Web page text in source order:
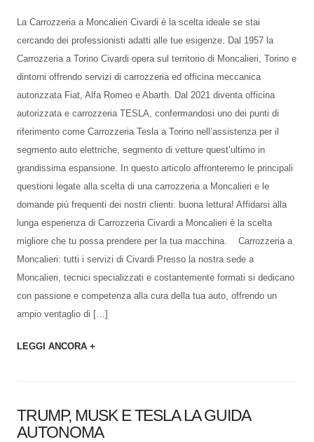
La Carrozzeria a Moncalieri Civardi è la scelta ideale se stai
cercando dei professionisti adatti alle tue esigenze. Dal 1957 la
Carrozzeria a Torino Civardi opera sul territorio di Moncalieri, Torino e
dintorni offrendo servizi di carrozzeria ed officina meccanica
autorizzata Fiat, Alfa Romeo e Abarth. Dal 2021 diventa officina
autorizzata e carrozzeria TESLA, confermandosi uno dei punti di
riferimento come Carrozzeria Tesla a Torino nell’assistenza per il
segmento auto elettriche, segmento di vetture quest’ultimo in
grandissima espansione. In questo articolo affronteremo le principali
questioni legate alla scelta di una carrozzeria a Moncalieri e le
domande più frequenti dei nostri clienti: buona lettura! Affidarsi alla
lunga esperienza di Carrozzeria Civardi a Moncalieri è la scelta
migliore che tu possa prendere per la tua macchina. Carrozzeria a
Moncalieri: tutti i servizi di Civardi Presso la nostra sede a
Moncalieri, tecnici specializzati e costantemente formati si dedicano
con passione e competenza alla cura della tua auto, offrendo un
ampio ventaglio di […]
LEGGI ANCORA +
TRUMP, MUSK E TESLA LA GUIDA
AUTONOMA